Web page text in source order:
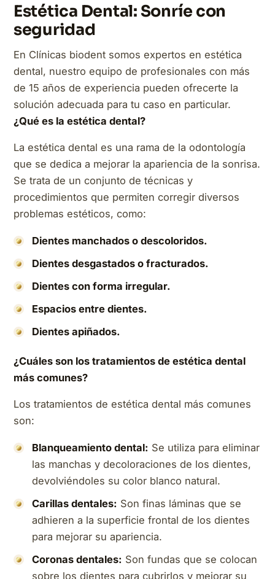
Estética Dental: Sonríe con
seguridad
En Clínicas biodent somos expertos en estética
dental, nuestro equipo de profesionales con más
de 15 años de experiencia pueden ofrecerte la
solución adecuada para tu caso en particular.
¿Qué es la estética dental?
La estética dental es una rama de la odontología
que se dedica a mejorar la apariencia de la sonrisa.
Se trata de un conjunto de técnicas y
procedimientos que permiten corregir diversos
problemas estéticos, como:
Dientes manchados o descoloridos.
Dientes desgastados o fracturados.
Dientes con forma irregular.
Espacios entre dientes.
Dientes apiñados.
¿Cuáles son los tratamientos de estética dental
más comunes?
Los tratamientos de estética dental más comunes
son:
Blanqueamiento dental: Se utiliza para eliminar
las manchas y decoloraciones de los dientes,
devolviéndoles su color blanco natural.
Carillas dentales: Son finas láminas que se
adhieren a la superficie frontal de los dientes
para mejorar su apariencia.
Coronas dentales: Son fundas que se colocan
sobre los dientes para cubrirlos y mejorar su